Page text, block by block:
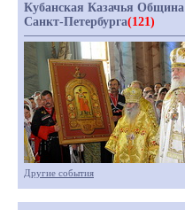
Кубанская Казачья Община
Санкт-Петербурга(121)
Другие события